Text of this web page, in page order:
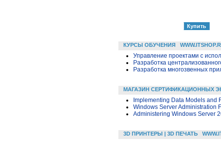
КУРСЫ ОБУЧЕНИЯ
Управление проектами с
Разработка
Разработка многозвенных
МАГАЗИН СЕРТИФИКАЦИОННЫХ
Implementing Data Models and
Windows Server Administration
Administering Windows Server
3D ПРИНТЕРЫ | 3D ПЕЧАТЬ